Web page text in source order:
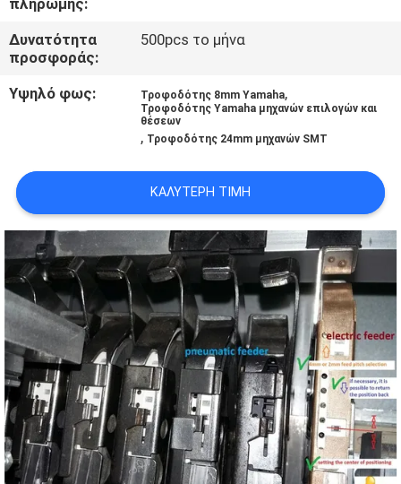
SHOPPING
ON
LINE
ΙΣΤΟΣΕΛΊΔΑΣ
ΠΟΛΙΤΙΚΉ
ΑΠΟΡΡΉΤΟΥ
πληρωμής:
Δυνατότητα
προσφοράς:
500pcs το μήνα
Υψηλό φως: Τροφοδότης 8mm Yamaha,
Τροφοδότης Yamaha μηχανών επιλογών και
θέσεων
, Τροφοδότης 24mm μηχανών SMT
ΚΑΛΎΤΕΡΗ ΤΙΜΉ